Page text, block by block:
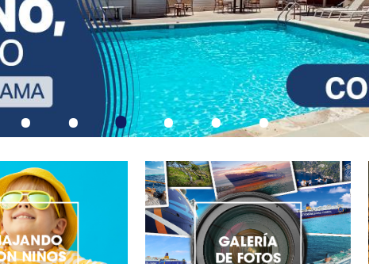
• • • • • •